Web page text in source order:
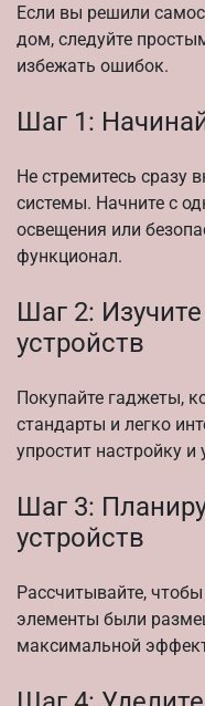
Если вы решили
дом, следуйте
избежать ошибок.
Шаг 1:
Не стремитесь сразу
системы. Начните с
освещения или
функционал.
Шаг 2:
устройств
Покупайте гаджеты,
стандарты и легко
упростит настройку и
Шаг 3:
устройств
Рассчитывайте,
элементы были
максимальной